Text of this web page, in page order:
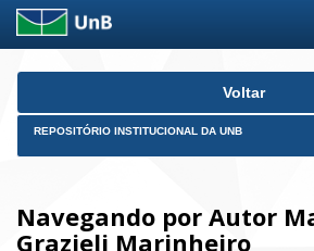
Skip
Voltar
REPOSITÓRIO INSTITUCIONAL DA UNB
Navegando por Autor
Grazieli Marinheiro